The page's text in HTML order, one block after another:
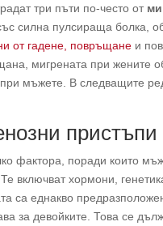
три пъти по-често от
силна пулсираща болка,
от гадене, повръщане и
мигрената при жените
при мъжете. В следващите
фактора, поради които
включват хормони,
са еднакво
за девойките. Това се